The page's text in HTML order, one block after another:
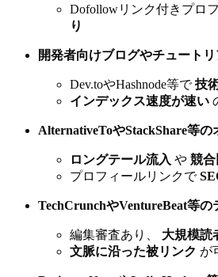
Dofollowリンク付きプロ
り
開発者向けブログやチュート
Dev.toやHashnode等で技
インデックス速度が速い
AlternativeToやStackShare等
ロングテール流入 や 競合
プロフィールリンクで
TechCrunchやVentureBeat等
編集審査あり、 大規模読
文脈に沿った被リンク が